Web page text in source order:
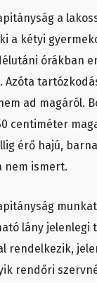
a
a kétyi
órákban
ad magáról.
centiméter
érő hajú,
nem ismert.
lány jelenlegi
rendelkezik,
rendőri